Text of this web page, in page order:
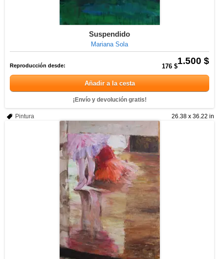
Suspendido
Mariana Sola
1.500 $
Reproducción desde: 176 $
Añadir a la cesta
¡Envío y devolución gratis!
26.38 x 36.22 in
Pintura